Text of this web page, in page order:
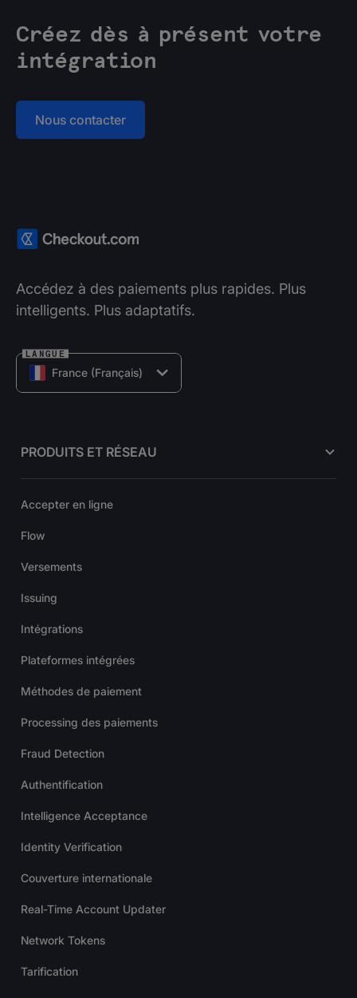
Créez dès à présent votre
intégration
Nous contacter
Accédez à des paiements plus rapides. Plus
intelligents. Plus adaptatifs.
France (Français)
LANGUE
PRODUITS ET RÉSEAU
Accepter en ligne
Flow
Versements
Issuing
Intégrations
Plateformes intégrées
Méthodes de paiement
Processing des paiements
Fraud Detection
Authentification
Intelligence Acceptance
Identity Verification
Couverture internationale
Real-Time Account Updater
Network Tokens
Tarification